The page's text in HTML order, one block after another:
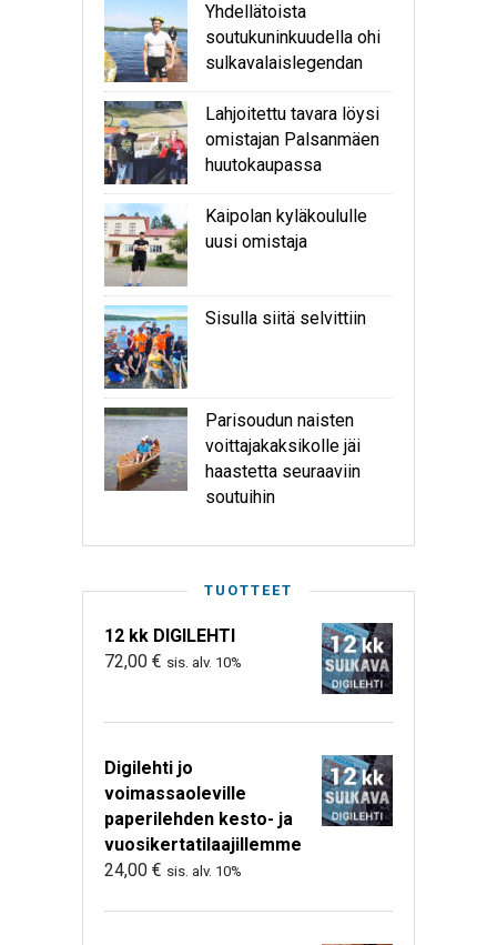
Yhdellätoista
soutukuninkuudella ohi
sulkavalaislegendan
Lahjoitettu tavara löysi
omistajan Palsanmäen
huutokaupassa
Kaipolan kyläkoululle
uusi omistaja
Sisulla siitä selvittiin
Parisoudun naisten
voittajakaksikolle jäi
haastetta seuraaviin
soutuihin
TUOTTEET
12 kk DIGILEHTI
72,00 € sis. alv. 10%
Digilehti jo
voimassaoleville
paperilehden kesto- ja
vuosikertatilaajillemme
24,00 € sis. alv. 10%